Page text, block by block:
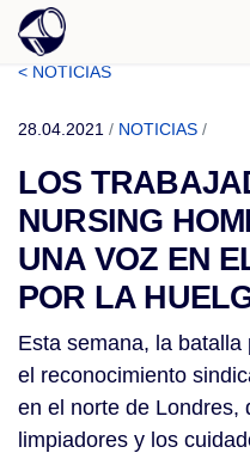
< NOTICIAS
28.04.2021 / NOTICIAS /
LOS
NURSING
UNA VOZ EN
POR LA
Esta semana, la batalla
el reconocimiento
en el norte de Londres,
limpiadores y los